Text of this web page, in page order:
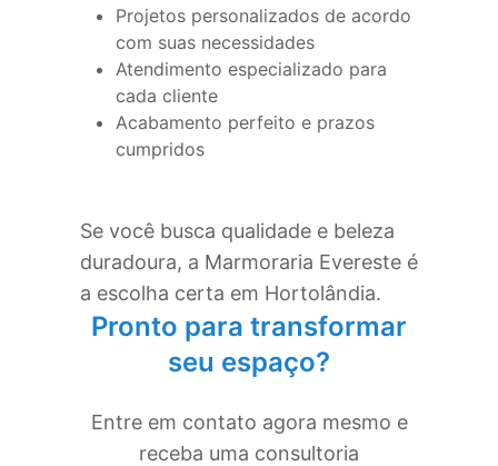
Projetos personalizados de acordo
com suas necessidades
Atendimento especializado para
cada cliente
Acabamento perfeito e prazos
cumpridos
Se você busca qualidade e beleza
duradoura, a Marmoraria Evereste é
a escolha certa em Hortolândia.
Pronto para transformar
seu espaço?
Entre em contato agora mesmo e
receba uma consultoria